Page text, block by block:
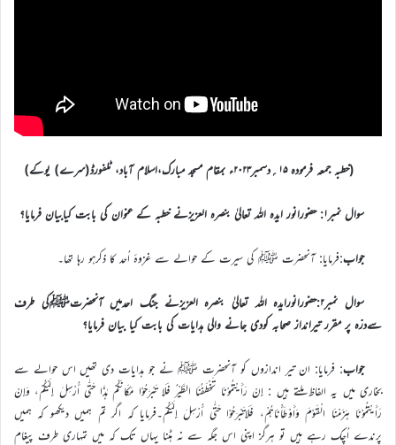
(خطبہ جمعہ فرمودہ ۱۵؍دسمبر۲۰۲۳ء بمقام مسجد مبارک،اسلام آباد، ٹلفورڈ(سرے) یوکے)
سوال نمبر۱: حضورانور ایدہ اللہ تعالیٰ بنصرہ العزیزنے خطبہ کے عنوان کی بابت کیابیان فرمایا؟
جواب:فرمایا: آنحضرت ﷺ کی سیرت کے حوالے سے غزوۂ اُحد کا ذکرہو رہا تھا۔
سوال نمبر۲:حضورانورایدہ اللہ تعالیٰ بنصرہ العزیزنے جنگ احدمیں آنحضرتﷺکی طرف
سےدرّہ پر مقرر تیرانداز صحابہ کودی جانے والی ہدایات کی بابت کیا بیان فرمایا؟
جواب: فرمایا: ان تیر اندازوں کو آنحضرت ﷺ نے جو ہدایات دی تھیں اس حوالے سے
بخاری میں یہ الفاظ ملتے ہیں : إِنْ رَأَیْتُمُوْنَا تَخْطَفُنَا الطَّیْرُ فَلَا تَبْرَحُوْا مَكَانَكُمْ هٰذَا حَتّٰى أُرْسِلَ إِلَیْكُمْ، وَإِنْ
رَأَیْتُمُوْنَا هَزَمْنَا الْقَوْمَ وَأَوْطَأْنَاهُمْ، فَلَاتَبْرَحُوْا حَتّٰى أُرْسِلَ إِلَیْكُمْ۔فرمایا کہ اگر تم ہمیں دیکھو کہ ہمیں
پرندے اُچک رہے ہیں تو ہرگز اپنی اس جگہ سے نہ ہٹنا یہاں تک کہ میں تمہاری طرف پیغام